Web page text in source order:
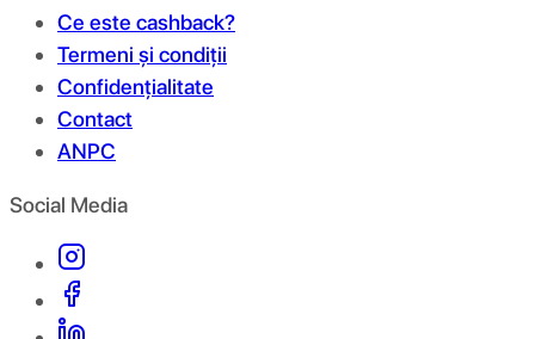
Ce este cashback?
Termeni și condiții
Confidențialitate
Contact
ANPC
Social Media